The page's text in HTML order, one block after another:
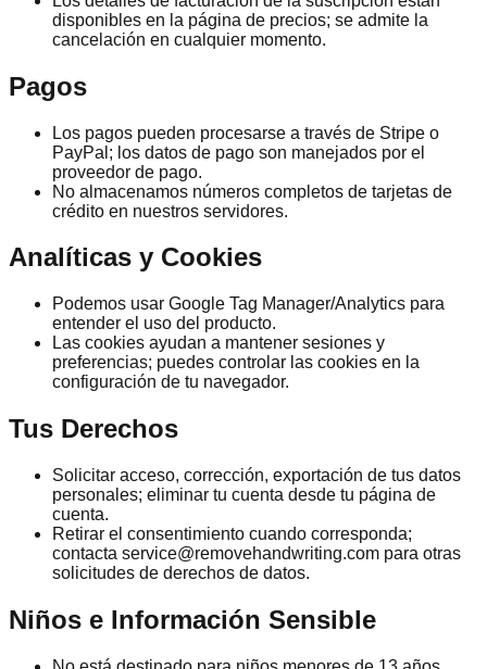
disponibles en la página de precios; se admite la
cancelación en cualquier momento.
Pagos
Los pagos pueden procesarse a través de Stripe o
PayPal; los datos de pago son manejados por el
proveedor de pago.
No almacenamos números completos de tarjetas de
crédito en nuestros servidores.
Analíticas y Cookies
Podemos usar Google Tag Manager/Analytics para
entender el uso del producto.
Las cookies ayudan a mantener sesiones y
preferencias; puedes controlar las cookies en la
configuración de tu navegador.
Tus Derechos
Solicitar acceso, corrección, exportación de tus datos
personales; eliminar tu cuenta desde tu página de
cuenta.
Retirar el consentimiento cuando corresponda;
contacta service@removehandwriting.com para otras
solicitudes de derechos de datos.
Niños e Información Sensible